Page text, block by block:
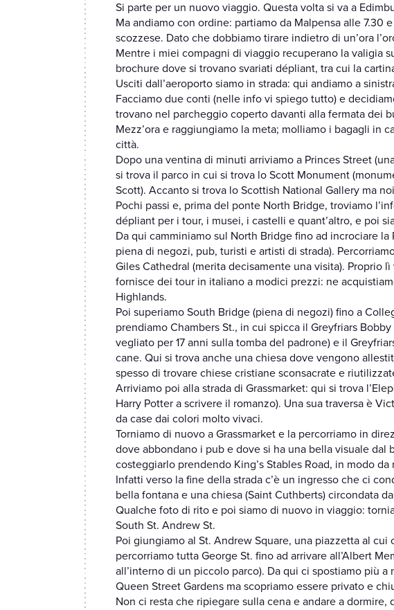
Si parte per un nuovo viaggio. Questa volta si va a
Ma andiamo con ordine: partiamo da Malpensa alle 7.30
scozzese. Dato che dobbiamo tirare indietro di un’ora
Mentre i miei compagni di viaggio recuperano la valigia
brochure dove si trovano svariati dépliant, tra cui la
Usciti dall’aeroporto siamo in strada: qui andiamo a
Facciamo due conti (nelle info vi spiego tutto) e
trovano nel parcheggio coperto davanti alla fermata dei
Mezz’ora e raggiungiamo la meta; molliamo i bagagli in
città.
Dopo una ventina di minuti arriviamo a Princes Street
si trova il parco in cui si trova lo Scott Monument
Scott). Accanto si trova lo Scottish National Gallery ma
Pochi passi e, prima del ponte North Bridge, troviamo
dépliant per i tour, i musei, i castelli e quant’altro, e poi
Da qui camminiamo sul North Bridge fino ad incrociare
piena di negozi, pub, turisti e artisti di strada).
Giles Cathedral (merita decisamente una visita). Proprio lì
fornisce dei tour in italiano a modici prezzi: ne
Highlands.
Poi superiamo South Bridge (piena di negozi) fino a
prendiamo Chambers St., in cui spicca il Greyfriars
vegliato per 17 anni sulla tomba del padrone) e il
cane. Qui si trova anche una chiesa dove vengono
spesso di trovare chiese cristiane sconsacrate e
Arriviamo poi alla strada di Grassmarket: qui si trova
Harry Potter a scrivere il romanzo). Una sua traversa è
da case dai colori molto vivaci.
Torniamo di nuovo a Grassmarket e la percorriamo in
dove abbondano i pub e dove si ha una bella visuale dal
costeggiarlo prendendo King’s Stables Road, in modo
Infatti verso la fine della strada c’è un ingresso che ci
bella fontana e una chiesa (Saint Cuthberts) circondata
Qualche foto di rito e poi siamo di nuovo in viaggio:
South St. Andrew St.
Poi giungiamo al St. Andrew Square, una piazzetta al
percorriamo tutta George St. fino ad arrivare all’Albert
all’interno di un piccolo parco). Da qui ci spostiamo più
Queen Street Gardens ma scopriamo essere privato e
Non ci resta che ripiegare sulla cena e andare a dormire,